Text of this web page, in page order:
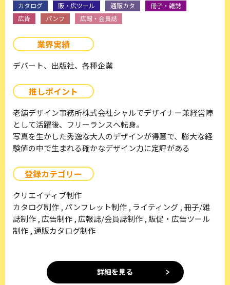
カタログ 販・広ツール 通販カタ
冊子・雑誌
広告
パンフ 広報・会員誌
業界実績
デパート、出版社、各種企業
推しポイント
老舗デザイン事務所株式会社シャルでデザイナー兼経営陣
として活躍後、フリーランスへ転身。
写真を生かした秀逸な大人のデザインが得意で、膨大な経
験値の中で生まれる確かなデザイン力に定評がある
登録カテゴリー
クリエイティブ制作
カタログ制作 , パンフレット制作 , ライティング , 冊子/雑
誌制作 , 広告制作 , 広報誌/会員誌制作 , 販促・広告ツール
制作 , 通販カタログ制作
詳細を見る